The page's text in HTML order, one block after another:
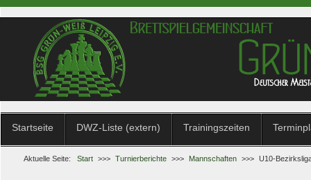
Startseite DWZ-Liste (extern) Trainingszeiten
Aktuelle Seite: Start >>> Turnierberichte >>> Mannschaften >>> U10-